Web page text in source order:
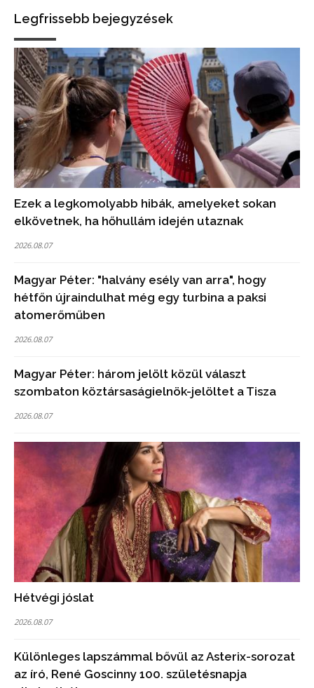
Legfrissebb bejegyzések
Ezek a legkomolyabb hibák, amelyeket sokan
elkövetnek, ha hőhullám idején utaznak
2026.08.07
Magyar Péter: "halvány esély van arra", hogy
hétfőn újraindulhat még egy turbina a paksi
atomerőműben
2026.08.07
Magyar Péter: három jelölt közül választ
szombaton köztársaságielnök-jelöltet a Tisza
2026.08.07
Hétvégi jóslat
2026.08.07
Különleges lapszámmal bővül az Asterix-sorozat
az író, René Goscinny 100. születésnapja